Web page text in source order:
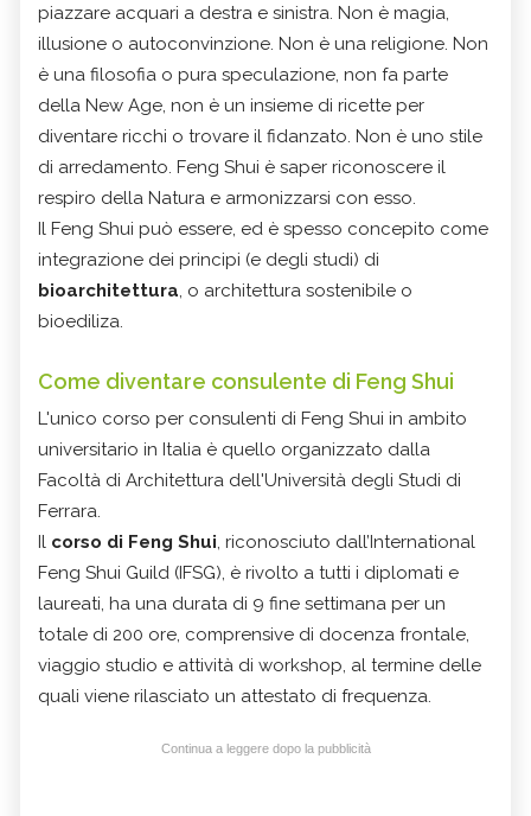
piazzare acquari a destra e sinistra. Non è magia,
illusione o autoconvinzione. Non è una religione. Non
è una filosofia o pura speculazione, non fa parte
della New Age, non è un insieme di ricette per
diventare ricchi o trovare il fidanzato. Non è uno stile
di arredamento. Feng Shui è saper riconoscere il
respiro della Natura e armonizzarsi con esso.
Il Feng Shui può essere, ed è spesso concepito come
integrazione dei principi (e degli studi) di
bioarchitettura, o architettura sostenibile o
bioediliza.
Come diventare consulente di Feng Shui
L'unico corso per consulenti di Feng Shui in ambito
universitario in Italia è quello organizzato dalla
Facoltà di Architettura dell'Università degli Studi di
Ferrara.
Il corso di Feng Shui, riconosciuto dall’International
Feng Shui Guild (IFSG), è rivolto a tutti i diplomati e
laureati, ha una durata di 9 fine settimana per un
totale di 200 ore, comprensive di docenza frontale,
viaggio studio e attività di workshop, al termine delle
quali viene rilasciato un attestato di frequenza.
Continua a leggere dopo la pubblicità